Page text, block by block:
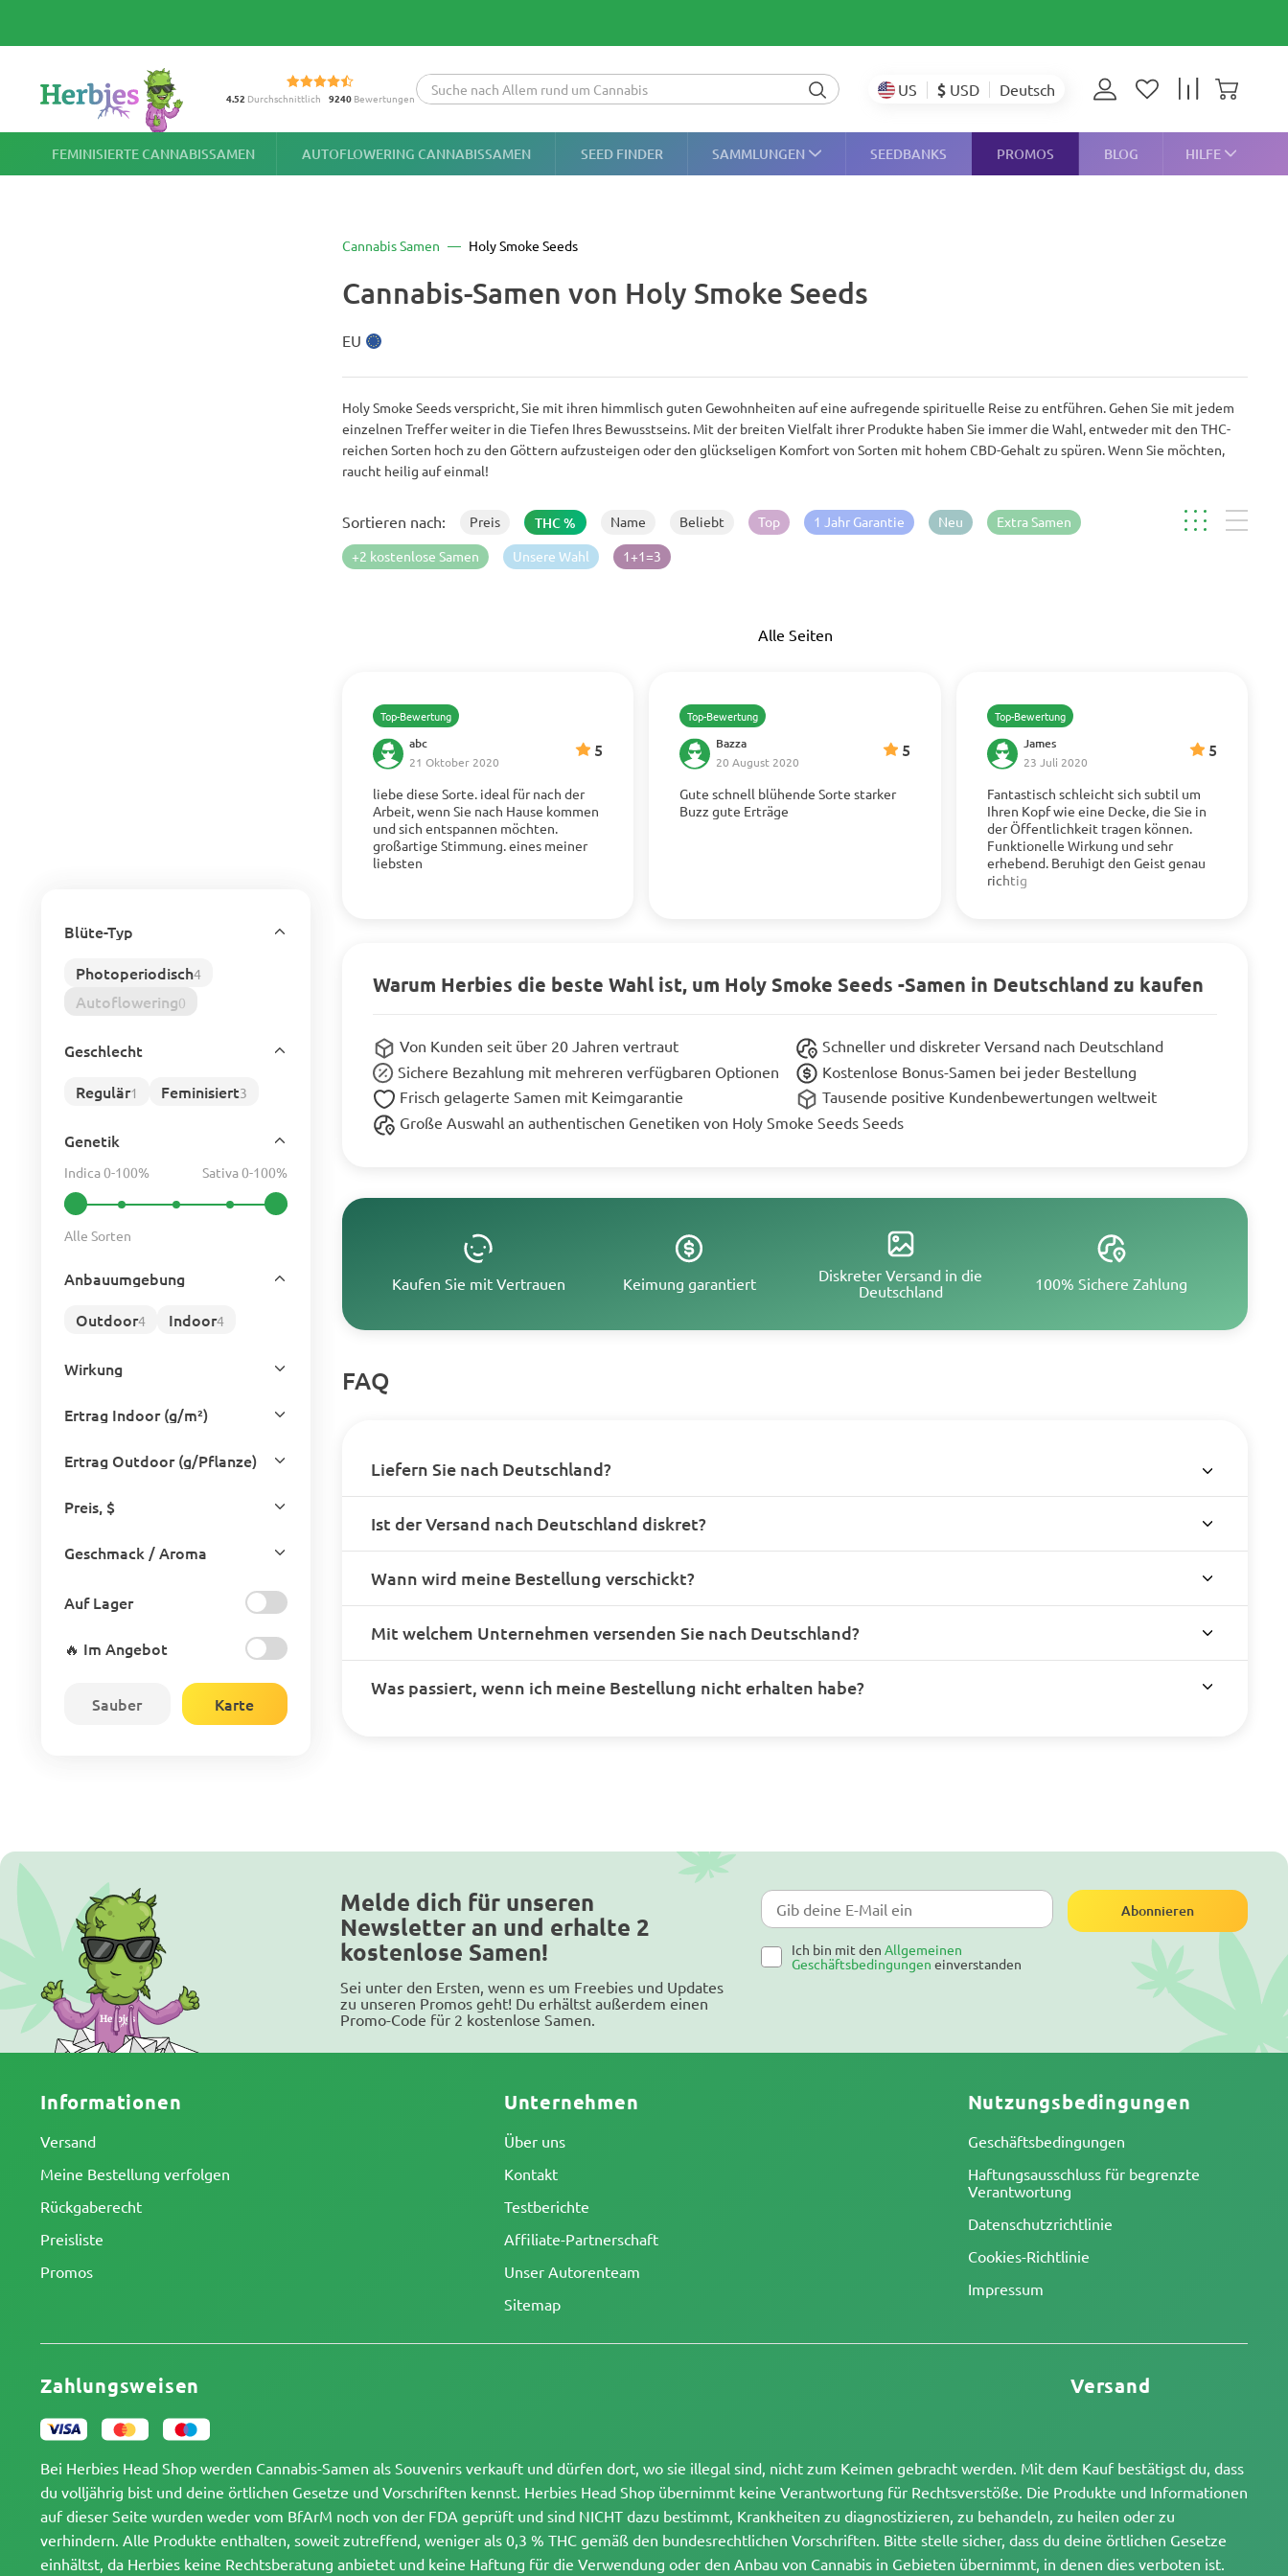
4.52 Durchschnittlich 9240Bewertungen US $ USD Deutsch
FEMINISIERTE CANNABISSAMEN AUTOFLOWERING CANNABISSAMEN SEED FINDER SAMMLUNGEN SEEDBANKS PROMOS BLOG HILFE
Blüte-Typ
Photoperiodisch4
Autoflowering0
Geschlecht
Regulär1 Feminisiert3
Genetik
Indica 0-100% Sativa 0-100%
Alle Sorten
Anbauumgebung
Outdoor4 Indoor4
Wirkung
Ertrag Indoor (g/m²)
Ertrag Outdoor (g/Pflanze)
Preis, $
Geschmack / Aroma
Auf Lager
🔥 Im Angebot
Sauber Karte
Cannabis Samen Holy Smoke Seeds
Cannabis-Samen von Holy Smoke Seeds
EU
Holy Smoke Seeds verspricht, Sie mit ihren himmlisch guten Gewohnheiten auf eine aufregende spirituelle Reise zu entführen. Gehen Sie mit jedem
einzelnen Treffer weiter in die Tiefen Ihres Bewusstseins. Mit der breiten Vielfalt ihrer Produkte haben Sie immer die Wahl, entweder mit den THC-
reichen Sorten hoch zu den Göttern aufzusteigen oder den glückseligen Komfort von Sorten mit hohem CBD-Gehalt zu spüren. Wenn Sie möchten,
raucht heilig auf einmal!
Sortieren nach: Preis THC % Name Beliebt Top 1 Jahr Garantie Neu
Extra Samen
+2 kostenlose Samen
Unsere Wahl 1+1=3
Alle Seiten
Top-Bewertung
abc
21 Oktober 2020
5
liebe diese Sorte. ideal für nach der
Arbeit, wenn Sie nach Hause kommen
und sich entspannen möchten.
großartige Stimmung. eines meiner
liebsten
Mehr anzeigen
Top-Bewertung
Bazza
20 August 2020
5
Gute schnell blühende Sorte starker
Buzz gute Erträge
Mehr anzeigen
Top-Bewertung
James
23 Juli 2020
5
Fantastisch schleicht sich subtil um
Ihren Kopf wie eine Decke, die Sie in
der Öffentlichkeit tragen können.
Funktionelle Wirkung und sehr
erhebend. Beruhigt den Geist genau
richtig
Mehr anzeigen
Warum Herbies die beste Wahl ist, um Holy Smoke Seeds -Samen in Deutschland zu kaufen
Von Kunden seit über 20 Jahren vertraut
Schneller und diskreter Versand nach Deutschland
Sichere Bezahlung mit mehreren verfügbaren Optionen
Kostenlose Bonus-Samen bei jeder Bestellung
Frisch gelagerte Samen mit Keimgarantie
Tausende positive Kundenbewertungen weltweit
Große Auswahl an authentischen Genetiken von Holy Smoke Seeds Seeds
Kaufen Sie mit Vertrauen Keimung garantiert
Diskreter Versand in die
Deutschland
100% Sichere Zahlung
FAQ
Liefern Sie nach Deutschland?
Ist der Versand nach Deutschland diskret?
Wann wird meine Bestellung verschickt?
Mit welchem Unternehmen versenden Sie nach Deutschland?
Was passiert, wenn ich meine Bestellung nicht erhalten habe?
Melde dich für unseren
Newsletter an und erhalte 2
kostenlose Samen!
Sei unter den Ersten, wenn es um Freebies und Updates
zu unseren Promos geht! Du erhältst außerdem einen
Promo-Code für 2 kostenlose Samen.
Ich bin mit denAllgemeinen
Geschäftsbedingungen einverstanden
Abonnieren
Informationen
Versand
Meine Bestellung verfolgen
Rückgaberecht
Preisliste
Promos
Unternehmen
Über uns
Kontakt
Testberichte
Affiliate-Partnerschaft
Unser Autorenteam
Sitemap
Nutzungsbedingungen
Geschäftsbedingungen
Haftungsausschluss für begrenzte
Verantwortung
Datenschutzrichtlinie
Cookies-Richtlinie
Impressum
Zahlungsweisen Versand
Bei Herbies Head Shop werden Cannabis-Samen als Souvenirs verkauft und dürfen dort, wo sie illegal sind, nicht zum Keimen gebracht werden. Mit dem Kauf bestätigst du, dass
du volljährig bist und deine örtlichen Gesetze und Vorschriften kennst. Herbies Head Shop übernimmt keine Verantwortung für Rechtsverstöße. Die Produkte und Informationen
auf dieser Seite wurden weder vom BfArM noch von der FDA geprüft und sind NICHT dazu bestimmt, Krankheiten zu diagnostizieren, zu behandeln, zu heilen oder zu
verhindern. Alle Produkte enthalten, soweit zutreffend, weniger als 0,3 % THC gemäß den bundesrechtlichen Vorschriften. Bitte stelle sicher, dass du deine örtlichen Gesetze
einhältst, da Herbies keine Rechtsberatung anbietet und keine Haftung für die Verwendung oder den Anbau von Cannabis in Gebieten übernimmt, in denen dies verboten ist.